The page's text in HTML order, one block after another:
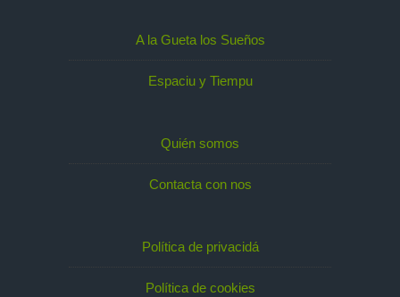
A la Gueta los Sueños
Espaciu y Tiempu
Quién somos
Contacta con nos
Política de privacidá
Política de cookies